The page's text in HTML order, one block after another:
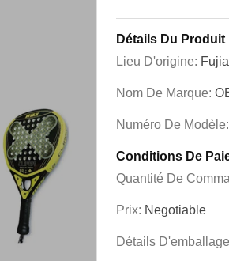
Détails Du Produit
Lieu D'origine:
Nom De Marque:
Numéro De Modèle:
Conditions De
Quantité De
Prix: Negotiable
Détails